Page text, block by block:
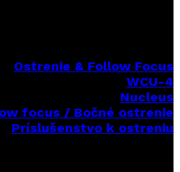
Ostrenie & Follow Focus
WCU-4
Nucleus
focus / Bočné ostrenie
Príslušenstvo k ostreniu